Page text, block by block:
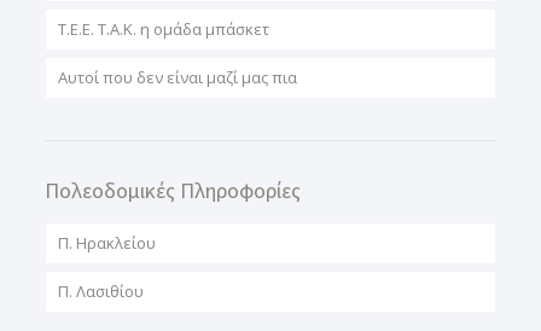
T.E.E. T.A.K. η ομάδα μπάσκετ
Αυτοί που δεν είναι μαζί μας πια
Πολεοδομικές Πληροφορίες
Π. Ηρακλείου
Π. Λασιθίου